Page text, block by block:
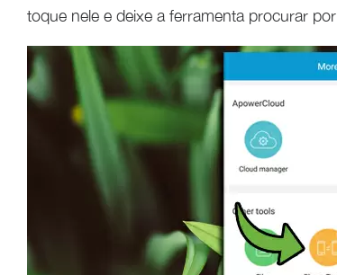
toque nele e deixe a ferramenta procurar